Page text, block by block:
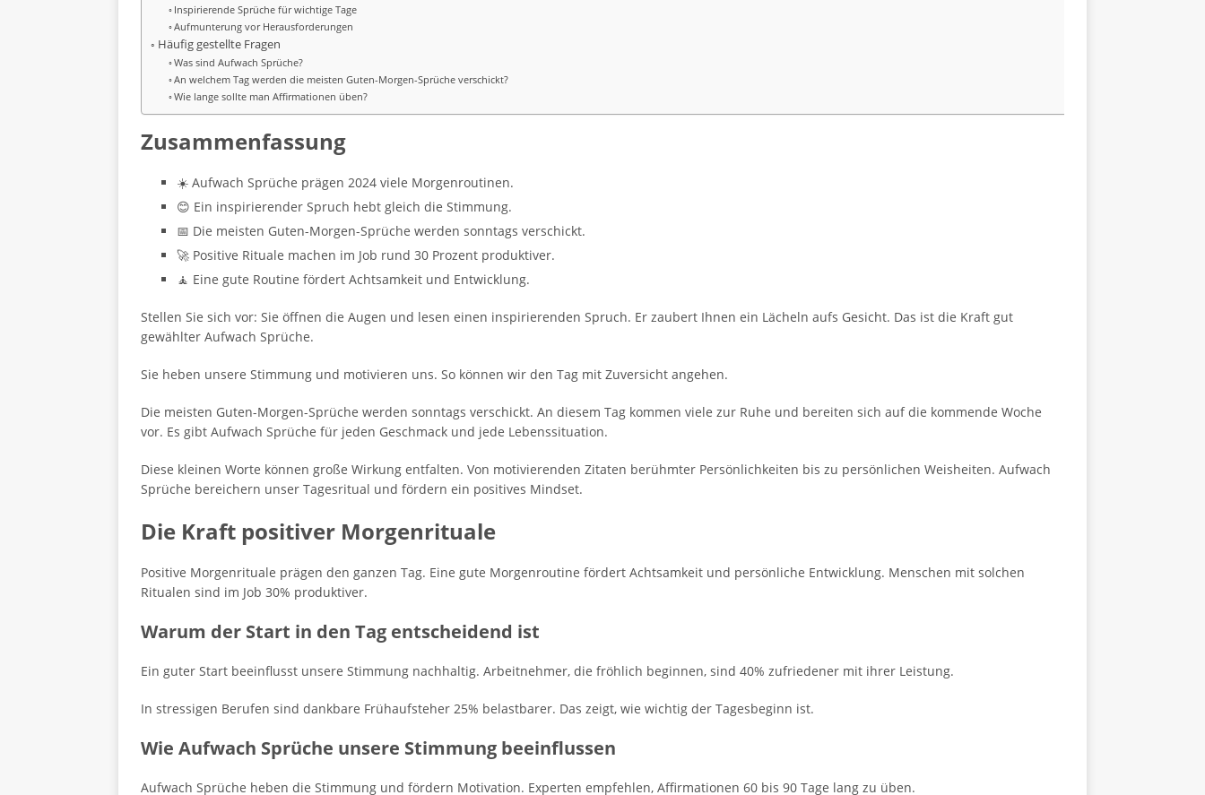
Inspirierende Sprüche für wichtige Tage
Aufmunterung vor Herausforderungen
Häufig gestellte Fragen
Was sind Aufwach Sprüche?
An welchem Tag werden die meisten Guten-Morgen-Sprüche verschickt?
Wie lange sollte man Affirmationen üben?
Zusammenfassung
☀️ Aufwach Sprüche prägen 2024 viele Morgenroutinen.
😊 Ein inspirierender Spruch hebt gleich die Stimmung.
📅 Die meisten Guten-Morgen-Sprüche werden sonntags verschickt.
🚀 Positive Rituale machen im Job rund 30 Prozent produktiver.
🧘 Eine gute Routine fördert Achtsamkeit und Entwicklung.
Stellen Sie sich vor: Sie öffnen die Augen und lesen einen inspirierenden Spruch. Er zaubert Ihnen ein Lächeln aufs Gesicht. Das ist die Kraft gut
gewählter Aufwach Sprüche.
Sie heben unsere Stimmung und motivieren uns. So können wir den Tag mit Zuversicht angehen.
Die meisten Guten-Morgen-Sprüche werden sonntags verschickt. An diesem Tag kommen viele zur Ruhe und bereiten sich auf die kommende Woche
vor. Es gibt Aufwach Sprüche für jeden Geschmack und jede Lebenssituation.
Diese kleinen Worte können große Wirkung entfalten. Von motivierenden Zitaten berühmter Persönlichkeiten bis zu persönlichen Weisheiten. Aufwach
Sprüche bereichern unser Tagesritual und fördern ein positives Mindset.
Die Kraft positiver Morgenrituale
Positive Morgenrituale prägen den ganzen Tag. Eine gute Morgenroutine fördert Achtsamkeit und persönliche Entwicklung. Menschen mit solchen
Ritualen sind im Job 30% produktiver.
Warum der Start in den Tag entscheidend ist
Ein guter Start beeinflusst unsere Stimmung nachhaltig. Arbeitnehmer, die fröhlich beginnen, sind 40% zufriedener mit ihrer Leistung.
In stressigen Berufen sind dankbare Frühaufsteher 25% belastbarer. Das zeigt, wie wichtig der Tagesbeginn ist.
Wie Aufwach Sprüche unsere Stimmung beeinflussen
Aufwach Sprüche heben die Stimmung und fördern Motivation. Experten empfehlen, Affirmationen 60 bis 90 Tage lang zu üben.